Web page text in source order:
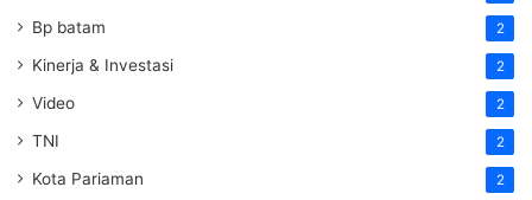
Bp batam 2
Kinerja & Investasi 2
Video 2
TNI 2
Kota Pariaman 2